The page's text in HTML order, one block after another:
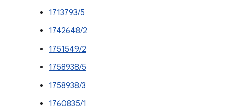
1713793/5
1742648/2
1751549/2
1758938/5
1758938/3
1760835/1